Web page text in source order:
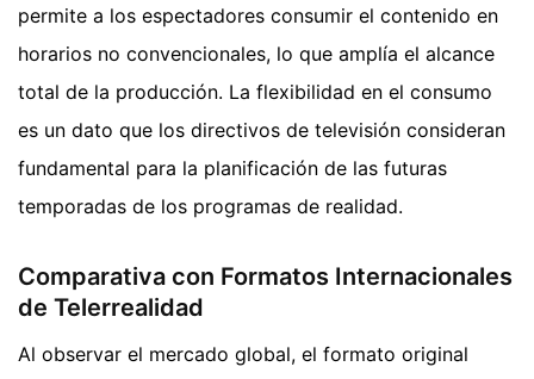
permite a los espectadores consumir el contenido en
horarios no convencionales, lo que amplía el alcance
total de la producción. La flexibilidad en el consumo
es un dato que los directivos de televisión consideran
fundamental para la planificación de las futuras
temporadas de los programas de realidad.
Comparativa con Formatos Internacionales
de Telerrealidad
Al observar el mercado global, el formato original